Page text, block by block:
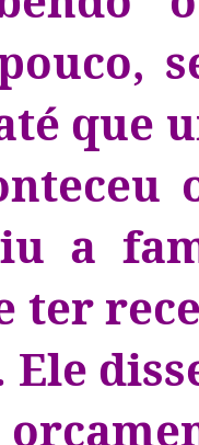
que
a
ter
Ele